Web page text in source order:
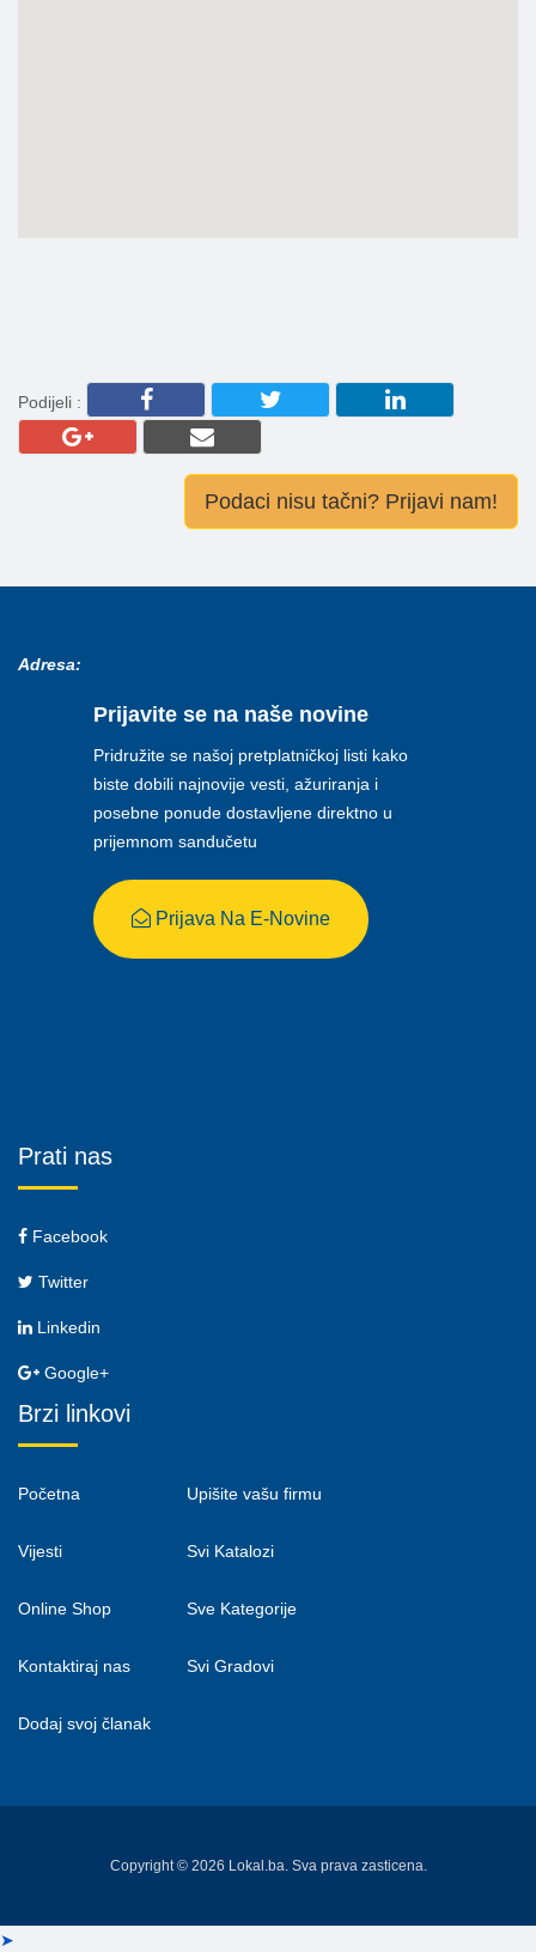
Podijeli :
Podaci nisu tačni? Prijavi nam!
Adresa:
Prijavite se na naše novine
Pridružite se našoj pretplatničkoj listi kako
biste dobili najnovije vesti, ažuriranja i
posebne ponude dostavljene direktno u
prijemnom sandučetu
Prijava Na E-Novine
Prati nas
Facebook
Twitter
Linkedin
Google+
Brzi linkovi
Početna
Vijesti
Online Shop
Kontaktiraj nas
Dodaj svoj članak
Upišite vašu firmu
Svi Katalozi
Sve Kategorije
Svi Gradovi
Copyright © 2026 Lokal.ba. Sva prava zasticena.
➤